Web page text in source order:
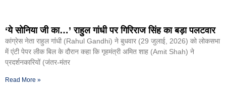
‘ये सोनिया जी का…’ राहुल गांधी पर गिरिराज सिंह का बड़ा पलटवार
कांग्रेस नेता राहुल गांंधी (Rahul Gandhi) ने बुधवार (29 जुलाई, 2026) को लोकसभा
में एंटी पेपर लीक बिल के दौरान कहा कि गृहमंत्री अमित शाह (Amit Shah) ने
प्रदर्शनकारियों (जंतर-मंतर
Read More »